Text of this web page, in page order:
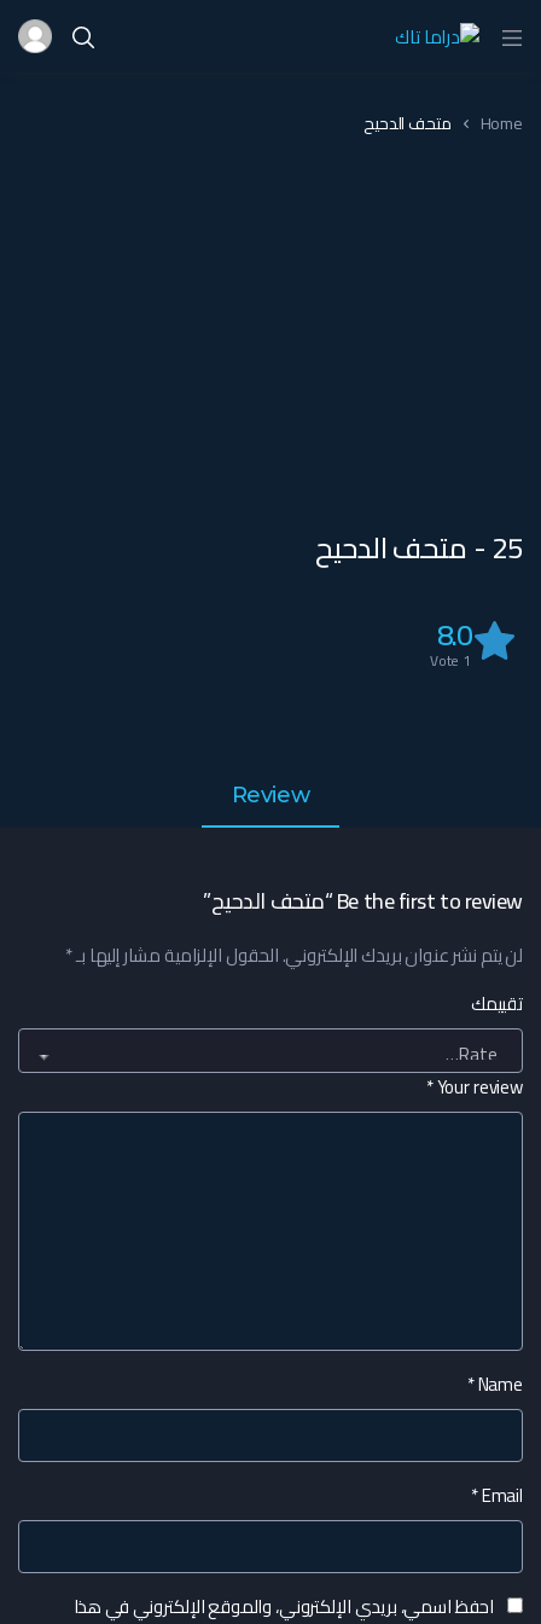
Home متحف الدحيح
25 - متحف الدحيح
8.0
1
Review
Be the first to review “متحف الدحيح”
لن يتم نشر عنوان بريدك الإلكتروني.الحقول الإلزامية مشار إليها بـ*
تقييمك
Your review
*
Name
*
Email
*
احفظ اسمي، بريدي الإلكتروني، والموقع الإلكتروني في هذا